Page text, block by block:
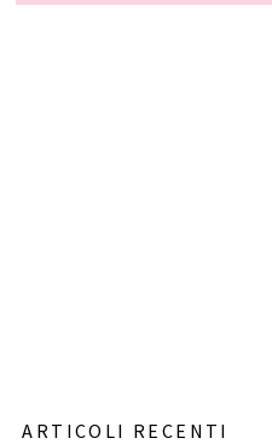
ARTICOLI RECENTI